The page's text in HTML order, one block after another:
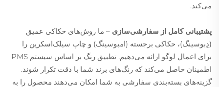
می‌کند.
پشتیبانی کامل از سفارشی‌سازی – ما روش‌های حکاکی عمیق
(دِبوسینگ)، حکاکی برجسته (امبوسینگ) و چاپ سیلک‌اسکرین را
برای اعمال لوگو ارائه می‌دهیم. تطبیق رنگ بر اساس سیستم PMS
اطمینان حاصل می‌کند که رنگ‌های برند شما با دقت تکرار شوند.
گزینه‌های بسته‌بندی سفارشی به شما امکان می‌دهند محصول را به